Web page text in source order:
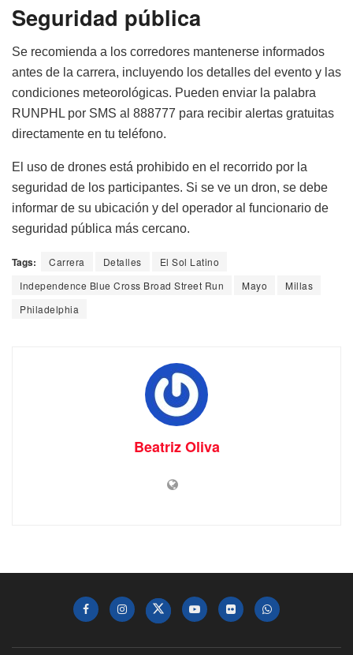
Seguridad pública
Se recomienda a los corredores mantenerse informados
antes de la carrera, incluyendo los detalles del evento y las
condiciones meteorológicas. Pueden enviar la palabra
RUNPHL por SMS al 888777 para recibir alertas gratuitas
directamente en tu teléfono.
El uso de drones está prohibido en el recorrido por la
seguridad de los participantes. Si se ve un dron, se debe
informar de su ubicación y del operador al funcionario de
seguridad pública más cercano.
Tags: Carrera Detalles
El Sol Latino
Independence Blue Cross Broad Street Run
Mayo
Millas
Philadelphia
Beatriz Oliva